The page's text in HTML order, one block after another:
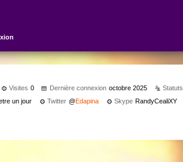
Visites 0 Dernière connexion octobre 2025 Statuts
un jour Twitter @Edapina Skype RandyCealiXY